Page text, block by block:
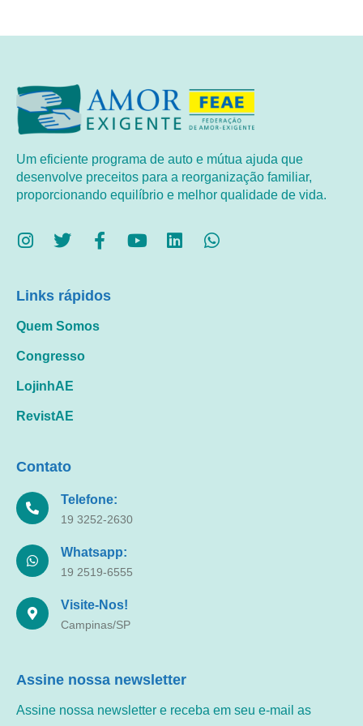
Um eficiente programa de auto e mútua ajuda que
desenvolve preceitos para a reorganização familiar,
proporcionando equilíbrio e melhor qualidade de vida.
Links rápidos
Quem Somos
Congresso
LojinhAE
RevistAE
Contato
Telefone:
19 3252-2630
Whatsapp:
19 2519-6555
Visite-Nos!
Campinas/SP
Assine nossa newsletter
Assine nossa newsletter e receba em seu e-mail as